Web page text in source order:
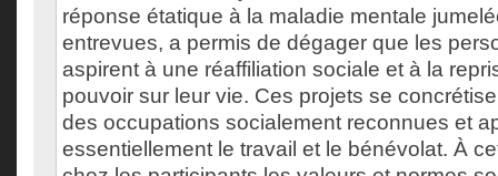
réponse étatique à la maladie mentale
entrevues, a permis de dégager que les
aspirent à une réaffiliation sociale et à la
pouvoir sur leur vie. Ces projets se
des occupations socialement reconnues et
essentiellement le travail et le bénévolat. À